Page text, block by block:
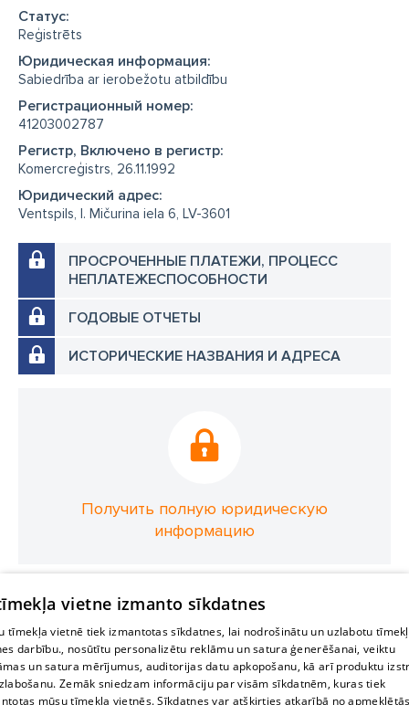
Cтатус:
Reģistrēts
Юридическая информация:
Sabiedrība ar ierobežotu atbildību
Регистрационный номер:
41203002787
Регистр, Включено в регистр:
Komercreģistrs, 26.11.1992
Юридический адрес:
Ventspils, I. Mičurina iela 6, LV-3601
ПРОСРОЧЕННЫЕ ПЛАТЕЖИ, ПРОЦЕСС
НЕПЛАТЕЖЕСПОСОБНОСТИ
ГОДОВЫЕ ОТЧЕТЫ
ИСТОРИЧЕСКИЕ НАЗВАНИЯ И АДРЕСА
Получить полную юридическую
информацию
vietne izmanto sīkdatnes
tīmekļa vietnē tiek izmantotas sīkdatnes, lai nodrošinātu un uzlabotu
darbību., nosūtītu personalizētu reklāmu un satura ģenerēšanai, veiktu
un satura mērījumus, auditorijas datu apkopošanu, kā arī produktu
Zemāk sniedzam informāciju par visām sīkdatnēm, kuras tiek
mūsu tīmekļa vietnēs. Sīkdatnes var atšķirties atkarībā no